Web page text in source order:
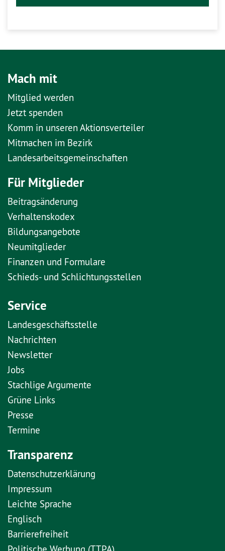
Mach mit
Mitglied werden
Jetzt spenden
Komm in unseren Aktionsverteiler
Mitmachen im Bezirk
Landesarbeitsgemeinschaften
Für Mitglieder
Beitragsänderung
Verhaltenskodex
Bildungsangebote
Neumitglieder
Finanzen und Formulare
Schieds- und Schlichtungsstellen
Service
Landesgeschäftsstelle
Nachrichten
Newsletter
Jobs
Stachlige Argumente
Grüne Links
Presse
Termine
Transparenz
Datenschutzerklärung
Impressum
Leichte Sprache
Englisch
Barrierefreiheit